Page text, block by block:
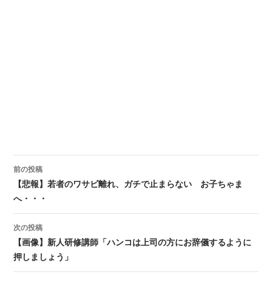
投稿ナビゲーション
前の投稿
【悲報】若者のワサビ離れ、ガチで止まらない お子ちゃま
へ・・・
次の投稿
【画像】新人研修講師「ハンコは上司の方にお辞儀するように
押しましょう」